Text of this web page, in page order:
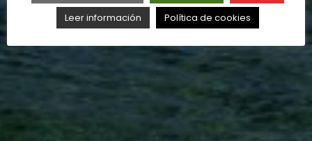
Leer información
Política de cookies